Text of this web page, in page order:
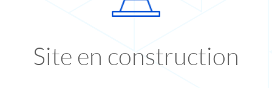
Site en construction